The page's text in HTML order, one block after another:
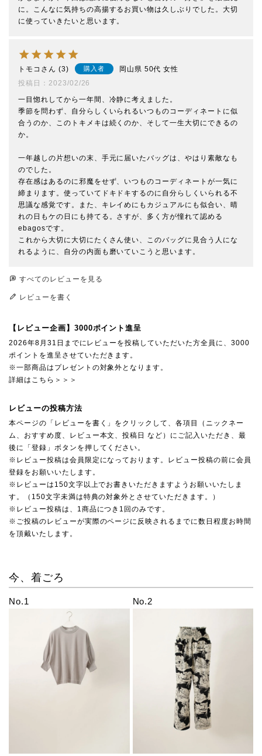
に。こんなに気持ちの高揚するお買い物は久しぶりでした。大切
に使っていきたいと思います。
トモコ 3 購入者 岡山県 50代 女性
投稿日
2023/02/26
一目惚れしてから一年間、冷静に考えました。
季節を問わず、自分らしくいられるいつものコーディネートに似
合うのか、このトキメキは続くのか、そして一生大切にできるの
か。
一年越しの片想いの末、手元に届いたバッグは、やはり素敵なも
のでした。
存在感はあるのに邪魔をせず、いつものコーディネートが一気に
締まります。使っていてドキドキするのに自分らしくいられる不
思議な感覚です。また、キレイめにもカジュアルにも似合い、晴
れの日もケの日にも持てる。さすが、多く方が憧れて認める
ebagosです。
これから大切に大切にたくさん使い、このバッグに見合う人にな
れるように、自分の内面も磨いていこうと思います。
すべてのレビューを見る
レビューを書く
【レビュー企画】3000ポイント進呈
2026年8月31日までにレビューを投稿していただいた方全員に、3000
ポイントを進呈させていただきます。
※一部商品はプレゼントの対象外となります。
詳細はこちら＞＞＞
レビューの投稿方法
本ページの「レビューを書く」をクリックして、各項目（ニックネー
ム、おすすめ度、レビュー本文、投稿日 など）にご記入いただき、最
後に「登録」ボタンを押してください。
※レビュー投稿は会員限定になっております。レビュー投稿の前に会員
登録をお願いいたします。
※レビューは150文字以上でお書きいただきますようお願いいたしま
す。（150文字未満は特典の対象外とさせていただきます。）
※レビュー投稿は、1商品につき1回のみです。
※ご投稿のレビューが実際のページに反映されるまでに数日程度お時間
を頂戴いたします。
今、着ごろ
No.1 No.2